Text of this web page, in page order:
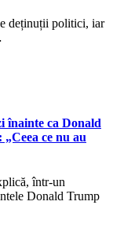
deținuții politici, iar
înainte ca Donald
ce nu au
într-un
Donald Trump